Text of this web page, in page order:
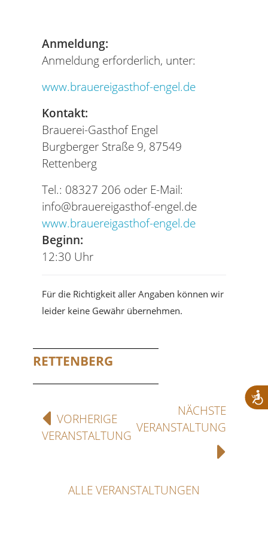
Anmeldung:
Anmeldung erforderlich, unter:
www.brauereigasthof-engel.de
Kontakt:
Brauerei-Gasthof Engel
Burgberger Straße 9, 87549
Rettenberg
Tel.: 08327 206 oder E-Mail:
info@brauereigasthof-engel.de
www.brauereigasthof-engel.de
Beginn:
12:30 Uhr
Für die Richtigkeit aller Angaben können wir
leider keine Gewähr übernehmen.
RETTENBERG
VORHERIGE
VERANSTALTUNG
NÄCHSTE
VERANSTALTUNG
ALLE VERANSTALTUNGEN